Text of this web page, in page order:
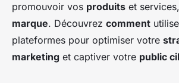
promouvoir vos produits et
marque. Découvrez comment
plateformes pour optimiser votre
marketing et captiver votre public